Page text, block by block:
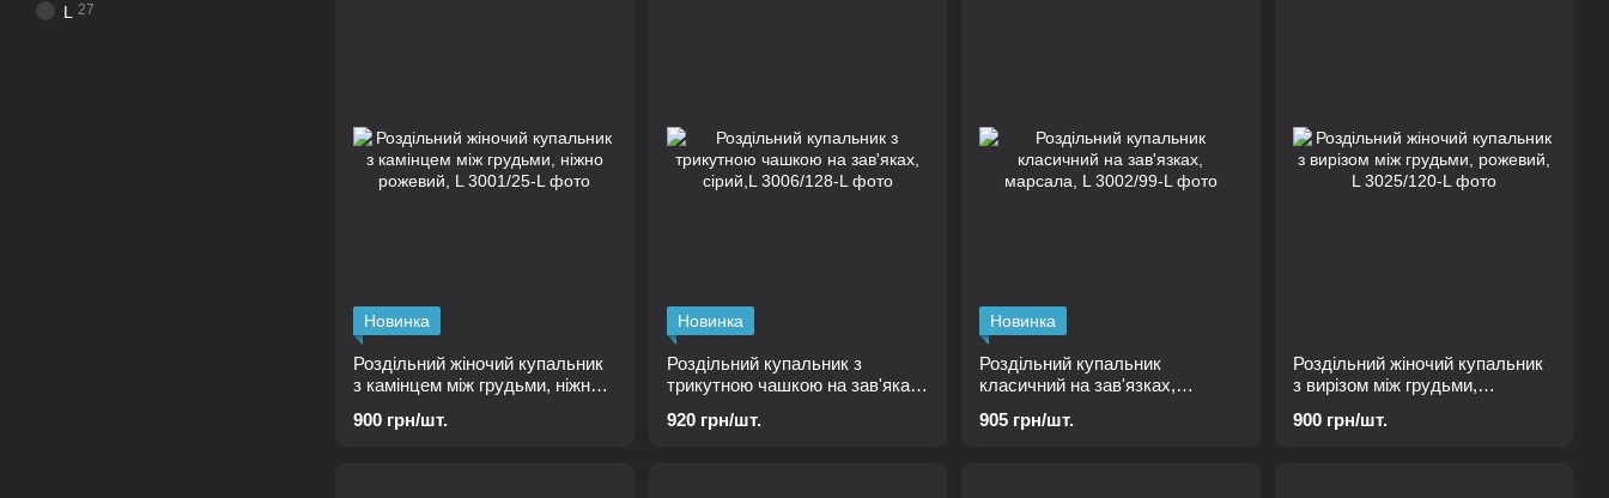
Новинка
Роздільний жіночий купальник
з камінцем між грудьми, ніжно
900 грн/шт.
Новинка
Роздільний купальник з
трикутною чашкою на зав'яках,
920 грн/шт.
Новинка
Роздільний купальник
класичний на зав'язках,
905 грн/шт.
Роздільний жіночий купальник
з вирізом між грудьми,
900 грн/шт.
L 27